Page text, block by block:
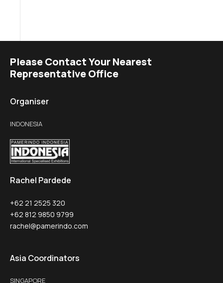
Please Contact Your Nearest
Representative Office
Organiser
INDONESIA
Rachel Pardede
+62 21 2525 320
+62 812 9850 9799
rachel@pamerindo.com
Asia Coordinators
SINGAPORE